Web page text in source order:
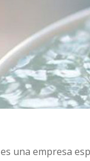
es una empresa